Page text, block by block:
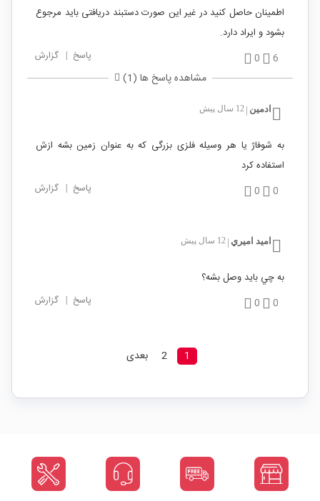
اطمینان حاصل کنید در غیر این صورت دستبند دریافتی باید مرجوع
بشود و ایراد دارد.
6
0 پاسخ | گزارش
مشاهده پاسخ ها (1)
ادمین 12 سال پیش
به شوفاژ یا هر وسیله فلزی بزرگی که به عنوان زمین بشه ازش
استفاده کرد
0
0 پاسخ | گزارش
اميد اميري 12 سال پیش
به چي بايد وصل بشه؟
0
0 پاسخ | گزارش
1
2 بعدی